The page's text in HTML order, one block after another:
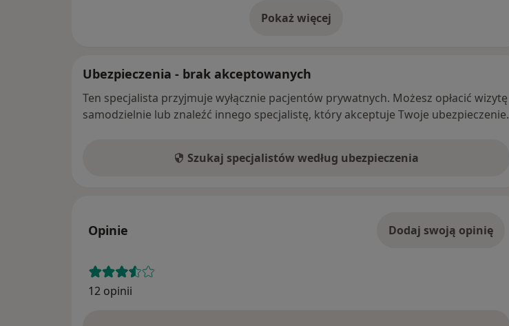
Pokaż więcej
o adresie
Ubezpieczenia - brak akceptowanych
Ten specjalista przyjmuje wyłącznie pacjentów prywatnych. Możesz opłacić wizytę
samodzielnie lub znaleźć innego specjalistę, który akceptuje Twoje ubezpieczenie.
Szukaj specjalistów według ubezpieczenia
Opinie Dodaj swoją opinię
12 opinii